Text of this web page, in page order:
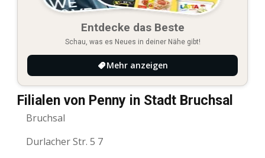
Entdecke das Beste
Schau, was es Neues in deiner Nähe gibt!
Mehr anzeigen
Filialen von Penny in Stadt Bruchsal
Bruchsal
Durlacher Str. 5 7